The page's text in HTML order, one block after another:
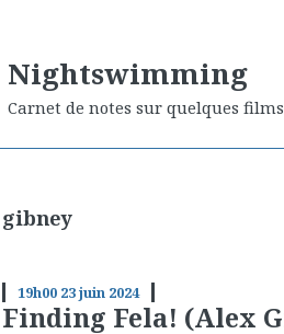
Nightswimming
Carnet de notes sur quelques films
gibney
19h00 23juin 2024
Finding Fela! (Alex